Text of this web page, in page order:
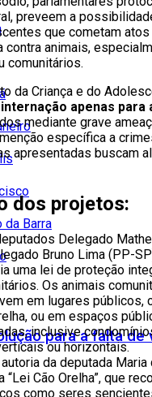
da Barra
para a falta de
preveem a
que cometam
contra animais,
comunitários.
da Criança e do
apenas para
mediante grave
específica a
apresentadas buscam
dos projetos:
Delegado
Bruno Lima (PP-
uma lei de proteção
Os animais
em lugares públicos,
ou em espaços
inclusive
ou horizontais.
da deputada Maria
“Lei Cão Orelha”, que
como seres